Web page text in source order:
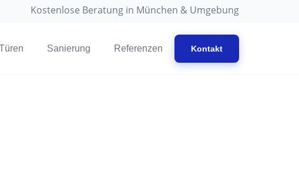
Kostenlose Beratung in München & Umgebung
Sanierung Referenzen Kontakt